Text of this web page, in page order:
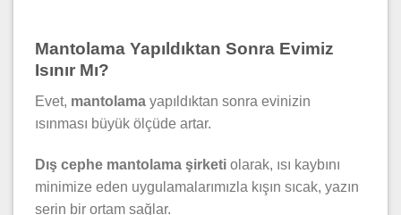
Mantolama Yapıldıktan Sonra Evimiz
Isınır Mı?
Evet, mantolama yapıldıktan sonra evinizin
ısınması büyük ölçüde artar.
Dış cephe mantolama şirketi olarak, ısı kaybını
minimize eden uygulamalarımızla kışın sıcak, yazın
serin bir ortam sağlar.